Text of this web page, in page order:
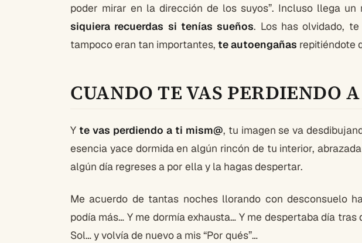
poder mirar en la dirección de los suyos”. Incluso llega un
siquiera recuerdas si tenías sueños. Los has olvidado,
tampoco eran tan importantes, te autoengañas repitiéndote
CUANDO TE VAS PERDIENDO
Y te vas perdiendo a ti mism@, tu imagen se va
esencia yace dormida en algún rincón de tu interior,
algún día regreses a por ella y la hagas despertar.
Me acuerdo de tantas noches llorando con desconsuelo
podía más… Y me dormía exhausta… Y me despertaba día
Sol… y volvía de nuevo a mis “Por qués”…